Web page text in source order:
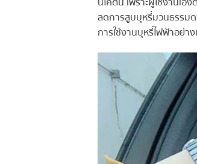
ลดการสูบบุหรี่มวนธรรม
การใช้งานบุหรี่ไฟฟ้าอย่า